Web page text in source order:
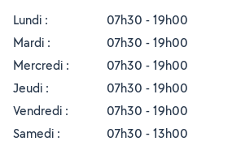
Lundi :
07h30 - 19h00
Mardi :
07h30 - 19h00
Mercredi :
07h30 - 19h00
Jeudi :
07h30 - 19h00
Vendredi :
07h30 - 19h00
Samedi :
07h30 - 13h00